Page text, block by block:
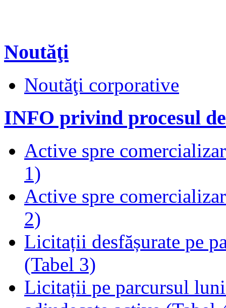
Noutăţi
Noutăţi corporative
INFO privind procesul
Active spre
1)
Active spre
2)
Licitații desfășurate pe
(Tabel 3)
Licitații pe parcursul